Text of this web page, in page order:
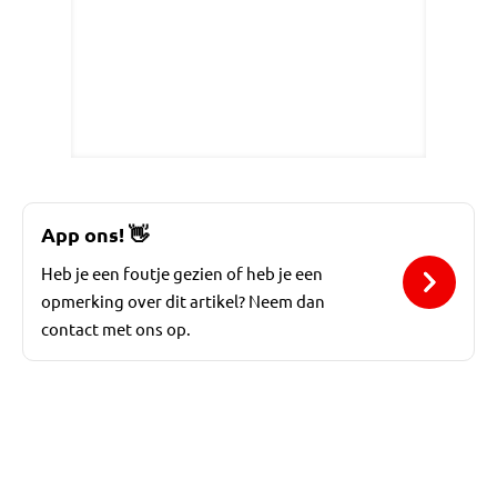
App ons!👋
Heb je een foutje gezien of heb je een
opmerking over dit artikel? Neem dan
contact met ons op.